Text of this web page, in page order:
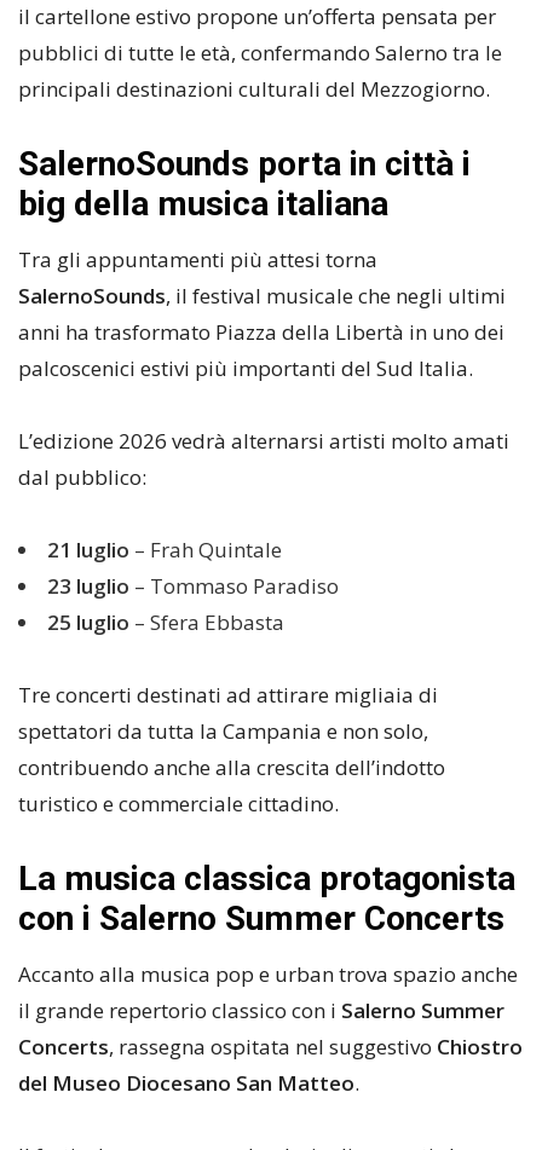
il cartellone estivo propone un’offerta pensata per
pubblici di tutte le età, confermando Salerno tra le
principali destinazioni culturali del Mezzogiorno.
SalernoSounds porta in città i
big della musica italiana
Tra gli appuntamenti più attesi torna
SalernoSounds, il festival musicale che negli ultimi
anni ha trasformato Piazza della Libertà in uno dei
palcoscenici estivi più importanti del Sud Italia.
L’edizione 2026 vedrà alternarsi artisti molto amati
dal pubblico:
21 luglio – Frah Quintale
23 luglio – Tommaso Paradiso
25 luglio – Sfera Ebbasta
Tre concerti destinati ad attirare migliaia di
spettatori da tutta la Campania e non solo,
contribuendo anche alla crescita dell’indotto
turistico e commerciale cittadino.
La musica classica protagonista
con i Salerno Summer Concerts
Accanto alla musica pop e urban trova spazio anche
il grande repertorio classico con i Salerno Summer
Concerts, rassegna ospitata nel suggestivo Chiostro
del Museo Diocesano San Matteo.